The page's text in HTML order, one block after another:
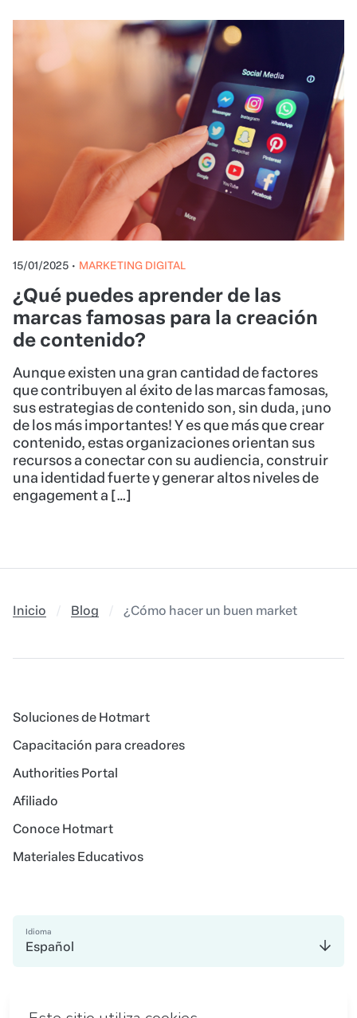
15/01/2025 • MARKETING DIGITAL
¿Qué puedes aprender de las
marcas famosas para la creación
de contenido?
Aunque existen una gran cantidad de factores
que contribuyen al éxito de las marcas famosas,
sus estrategias de contenido son, sin duda, ¡uno
de los más importantes! Y es que más que crear
contenido, estas organizaciones orientan sus
recursos a conectar con su audiencia, construir
una identidad fuerte y generar altos niveles de
engagement a […]
Inicio Blog ¿Cómo hacer un buen marketing para
Soluciones de Hotmart
Capacitación para creadores
Authorities Portal
Afiliado
Conoce Hotmart
Materiales Educativos
Idioma
Español